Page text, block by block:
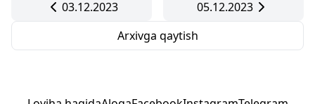
03.12.2023
05.12.2023
Arxivga qaytish